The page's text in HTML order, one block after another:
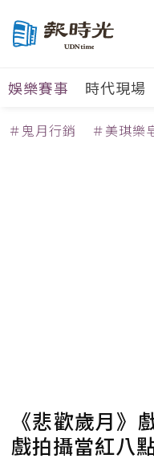
娛樂賽事 時代現場
＃鬼月行銷 ＃美琪樂
《悲歡歲月》
戲拍攝當紅八